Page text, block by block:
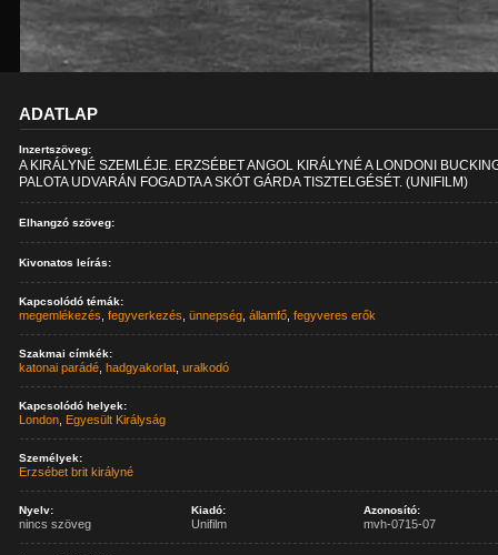
ADATLAP
Inzertszöveg:
A KIRÁLYNÉ SZEMLÉJE. ERZSÉBET ANGOL KIRÁLYNÉ A LONDONI
PALOTA UDVARÁN FOGADTA A SKÓT GÁRDA TISZTELGÉSÉT. (UNIFILM)
Elhangzó szöveg:
Kivonatos leírás:
Kapcsolódó témák:
megemlékezés ,fegyverkezés ,ünnepség ,államfő ,fegyveres erők
Szakmai címkék:
katonai parádé ,hadgyakorlat ,uralkodó
Kapcsolódó helyek:
London Egyesült Királyság
Személyek:
Erzsébet brit királyné
Nyelv:
nincs szöveg
Kiadó:
Unifilm
Azonosító:
mvh-0715-07